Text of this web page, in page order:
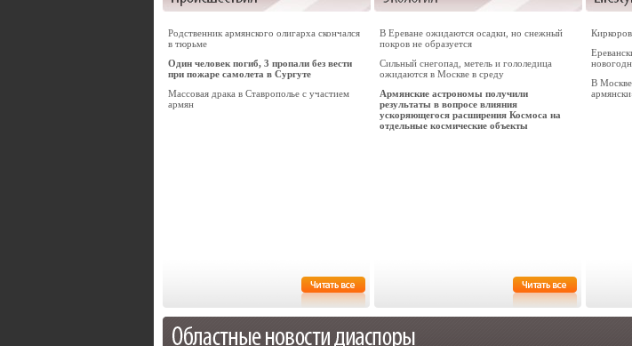
Родственник армянского олигарха скончался
в тюрьме
Один человек погиб, 3 пропали без вести
при пожаре самолета в Сургуте
Массовая драка в Ставрополье с участием
армян
В Ереване ожидаются осадки, но снежный
покров не образуется
Сильный снегопад, метель и гололедица
ожидаются в Москве в среду
Армянские астрономы получили
результаты в вопросе влияния
ускоряющегося расширения Космоса на
отдельные космические объекты
В Москве